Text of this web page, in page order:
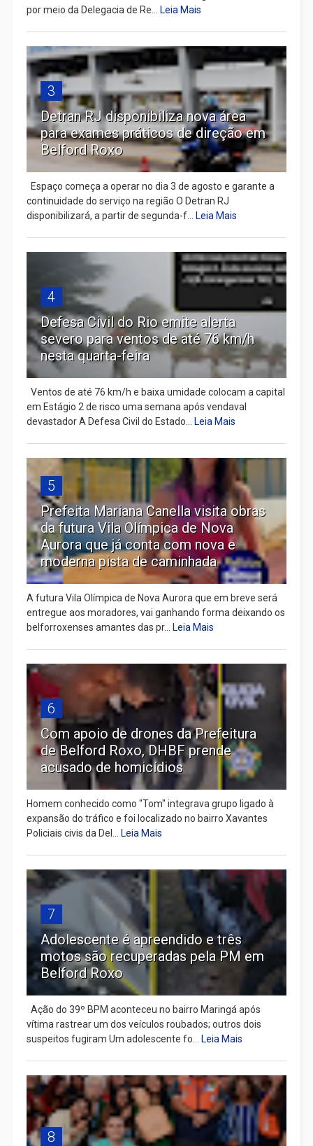
por meio da Delegacia de Re...
Leia Mais
3
Detran RJ disponibiliza nova área
para exames práticos de direção em
Belford Roxo
Espaço começa a operar no dia 3 de agosto e garante a
continuidade do serviço na região O Detran RJ
disponibilizará, a partir de segunda-f...
Leia Mais
4
Defesa Civil do Rio emite alerta
severo para ventos de até 76 km/h
nesta quarta-feira
Ventos de até 76 km/h e baixa umidade colocam a capital
em Estágio 2 de risco uma semana após vendaval
devastador A Defesa Civil do Estado...
Leia Mais
5
Prefeita Mariana Canella visita obras
da futura Vila Olímpica de Nova
Aurora que já conta com nova e
moderna pista de caminhada
A futura Vila Olímpica de Nova Aurora que em breve será
entregue aos moradores, vai ganhando forma deixando os
belforroxenses amantes das pr...
Leia Mais
6
Com apoio de drones da Prefeitura
de Belford Roxo, DHBF prende
acusado de homicídios
Homem conhecido como "Tom" integrava grupo ligado à
expansão do tráfico e foi localizado no bairro Xavantes
Policiais civis da Del...
Leia Mais
7
Adolescente é apreendido e três
motos são recuperadas pela PM em
Belford Roxo
Ação do 39º BPM aconteceu no bairro Maringá após
vítima rastrear um dos veículos roubados; outros dois
suspeitos fugiram Um adolescente fo...
Leia Mais
8